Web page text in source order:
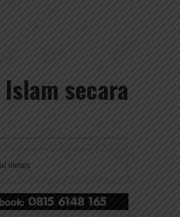
secara
views